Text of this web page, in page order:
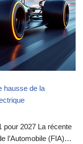
hausse de la
pour 2027 La récente
l’Automobile (FIA)…